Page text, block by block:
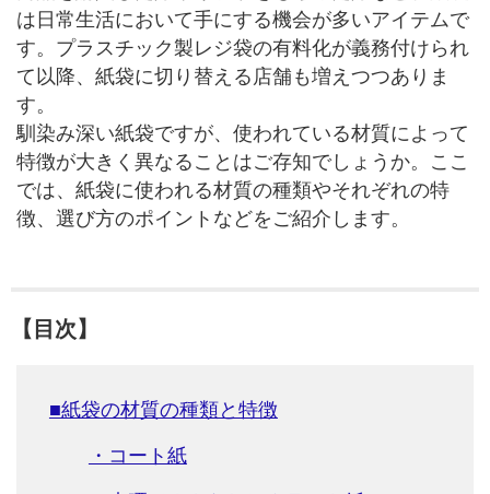
は日常生活において手にする機会が多いアイテムで
す。プラスチック製レジ袋の有料化が義務付けられ
て以降、紙袋に切り替える店舗も増えつつありま
す。
馴染み深い紙袋ですが、使われている材質によって
特徴が大きく異なることはご存知でしょうか。ここ
では、紙袋に使われる材質の種類やそれぞれの特
徴、選び方のポイントなどをご紹介します。
【目次】
■紙袋の材質の種類と特徴
・コート紙